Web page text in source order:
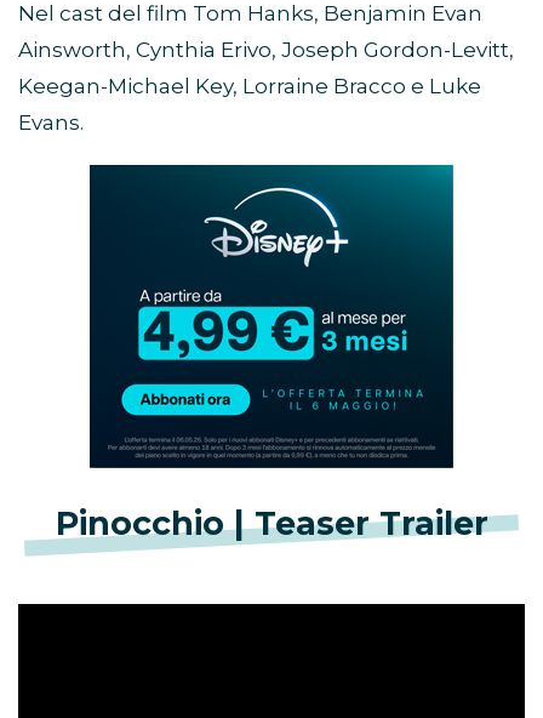
Nel cast del film Tom Hanks, Benjamin Evan
Ainsworth, Cynthia Erivo, Joseph Gordon-Levitt,
Keegan-Michael Key, Lorraine Bracco e Luke
Evans.
promozione
Pinocchio | Teaser Trailer